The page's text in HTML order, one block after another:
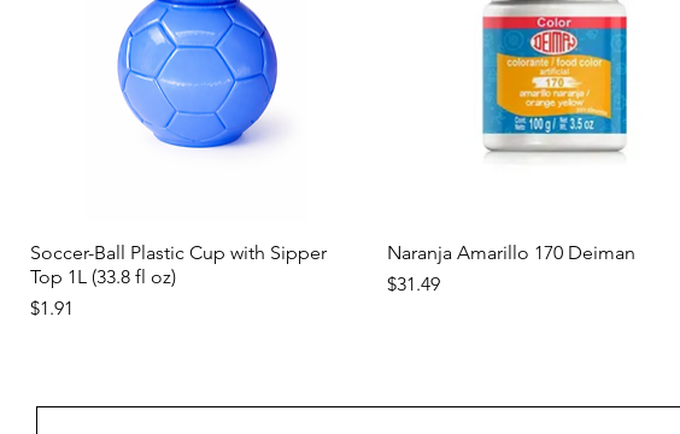
Vista rápida
Soccer-Ball Plastic Cup with Sipper
Top 1L (33.8 fl oz)
Precio
$1.91
Vista rápida
Naranja Amarillo 170 Deiman
Precio
$31.49